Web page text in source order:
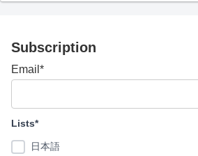
Subscription
Email*
Lists*
日本語